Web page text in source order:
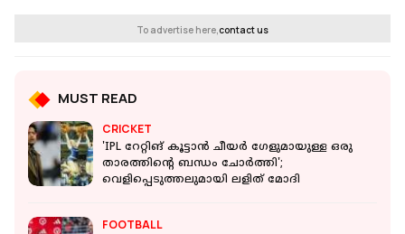
To advertise here,contact us
MUST READ
CRICKET
'IPL റേറ്റിങ് കൂട്ടാൻ ചീയർ ഗേളുമായുള്ള ഒരു
താരത്തിന്റെ ബന്ധം ചോർത്തി';
വെളിപ്പെടുത്തലുമായി ലളിത് മോദി
FOOTBALL